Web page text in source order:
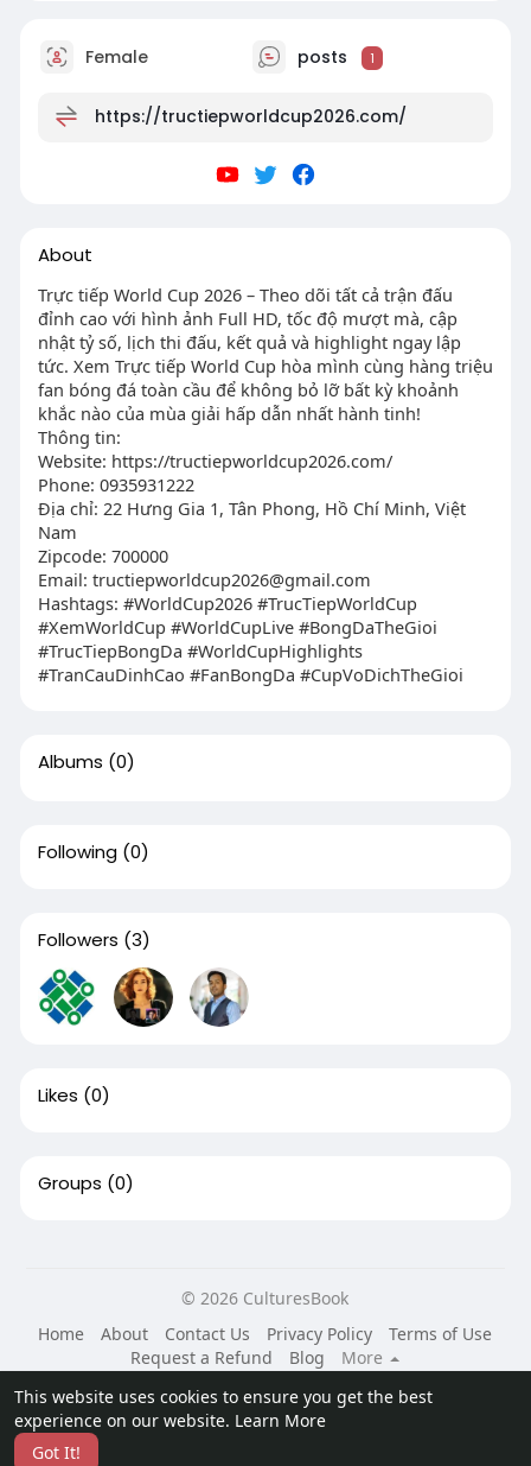
This website uses cookies to ensure you get the best
experience on our website. Learn More
Got It!
Female posts 1
https://tructiepworldcup2026.com/
About
Trực tiếp World Cup 2026 – Theo dõi tất cả trận đấu
đỉnh cao với hình ảnh Full HD, tốc độ mượt mà, cập
nhật tỷ số, lịch thi đấu, kết quả và highlight ngay lập
tức. Xem Trực tiếp World Cup hòa mình cùng hàng triệu
fan bóng đá toàn cầu để không bỏ lỡ bất kỳ khoảnh
khắc nào của mùa giải hấp dẫn nhất hành tinh!
Thông tin:
Website: https://tructiepworldcup2026.com/
Phone: 0935931222
Địa chỉ: 22 Hưng Gia 1, Tân Phong, Hồ Chí Minh, Việt
Nam
Zipcode: 700000
Email: tructiepworldcup2026@gmail.com
Hashtags: #WorldCup2026 #TrucTiepWorldCup
#XemWorldCup #WorldCupLive #BongDaTheGioi
#TrucTiepBongDa #WorldCupHighlights
#TranCauDinhCao #FanBongDa #CupVoDichTheGioi
Albums (0)
Following (0)
Followers (3)
Likes (0)
Groups (0)
© 2026 CulturesBook
Home
About Contact Us Privacy Policy
Terms of Use
Request a Refund
Blog
More
Language